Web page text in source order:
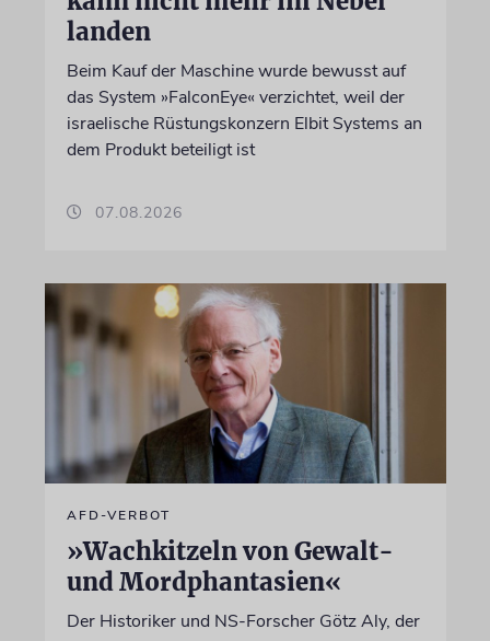
landen
Beim Kauf der Maschine wurde bewusst auf
das System »FalconEye« verzichtet, weil der
israelische Rüstungskonzern Elbit Systems an
dem Produkt beteiligt ist
07.08.2026
AFD-VERBOT
»Wachkitzeln von Gewalt-
und Mordphantasien«
Der Historiker und NS-Forscher Götz Aly, der